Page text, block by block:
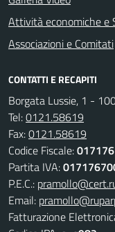
Attività economiche e
Associazioni e Comitati
CONTATTI E RECAPITI
Borgata Lussie, 1 -
Tel:0121.58619
Fax:0121.58619
Codice Fiscale:
Partita IVA:
P.E.C.:
Email:
Fatturazione